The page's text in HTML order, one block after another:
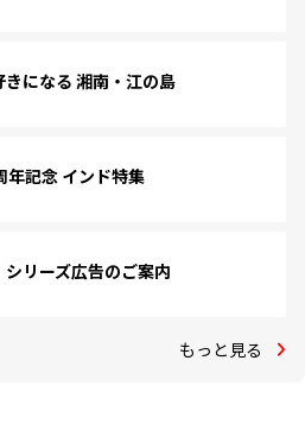
になる 湘南・江の島
年記念 インド特集
シリーズ広告のご案内
もっと見る